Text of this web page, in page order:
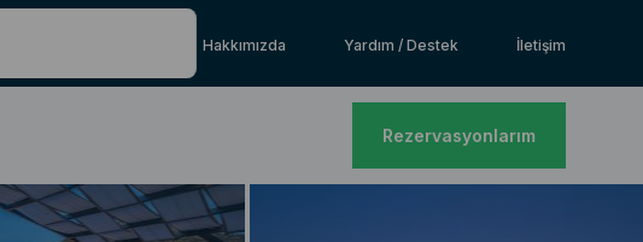
Hakkımızda
Yardım / Destek İletişim
Rezervasyonlarım